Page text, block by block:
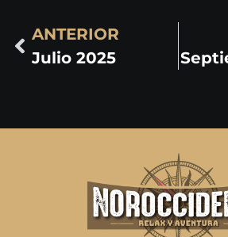
ANTERIOR
Julio 2025